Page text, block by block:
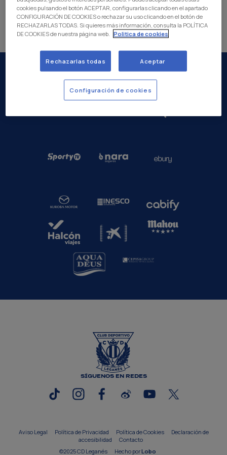
SÍGUENOS EN REDES
Aviso Legal Política de Privacidad Política de Cookies
Declaración de
accesibilidad
Contacto
©2025 CD Leganés
Hecho porLobo
cookies pulsando el botón ACEPTAR, configurarlas clicando en el apartado
CONFIGURACIÓN DE COOKIES o rechazar su uso clicando en el botón de
RECHAZARLAS TODAS. Si quieres más información, consulta la POLÍTICA
DE COOKIES de nuestra página web.
Politica de cookies
Rechazarlas todas Aceptar
Configuración de cookies